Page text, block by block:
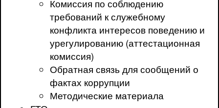
Комиссия по соблюдению
требований к служебному
конфликта интересов поведению и
урегулированию (аттестационная
комиссия)
Обратная связь для сообщений о
фактах коррупции
Методические материала